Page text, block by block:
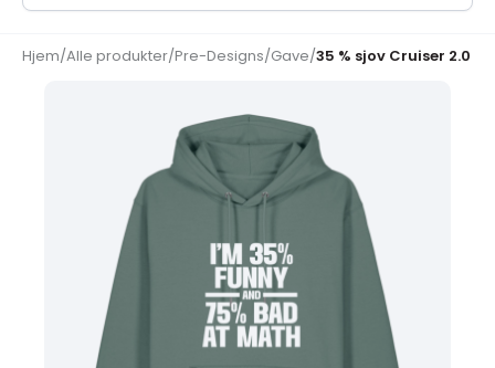
Hjem/Alle produkter/Pre-Designs/Gave/35 % sjov Cruiser 2.0